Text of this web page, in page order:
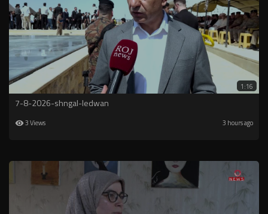
1:16
7-8-2026-shngal-ledwan
3 Views 3 hours ago